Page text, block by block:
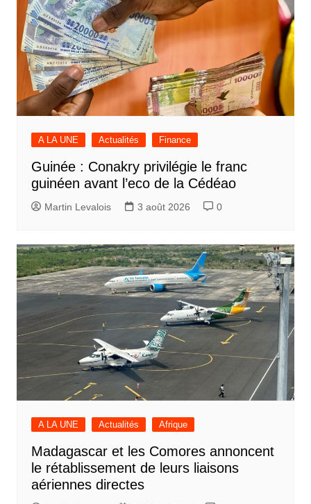
A LA UNE Actualités Finance
Guinée : Conakry privilégie le franc
guinéen avant l’eco de la Cédéao
Martin Levalois 3 août 2026 0
A LA UNE Actualités Afrique
Madagascar et les Comores annoncent
le rétablissement de leurs liaisons
aériennes directes